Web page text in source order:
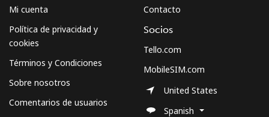
Mi cuenta
Política de privacidad y
cookies
Términos y Condiciones
Sobre nosotros
Comentarios de usuarios
Contacto
Socios
Tello.com
MobileSIM.com
United States
Spanish